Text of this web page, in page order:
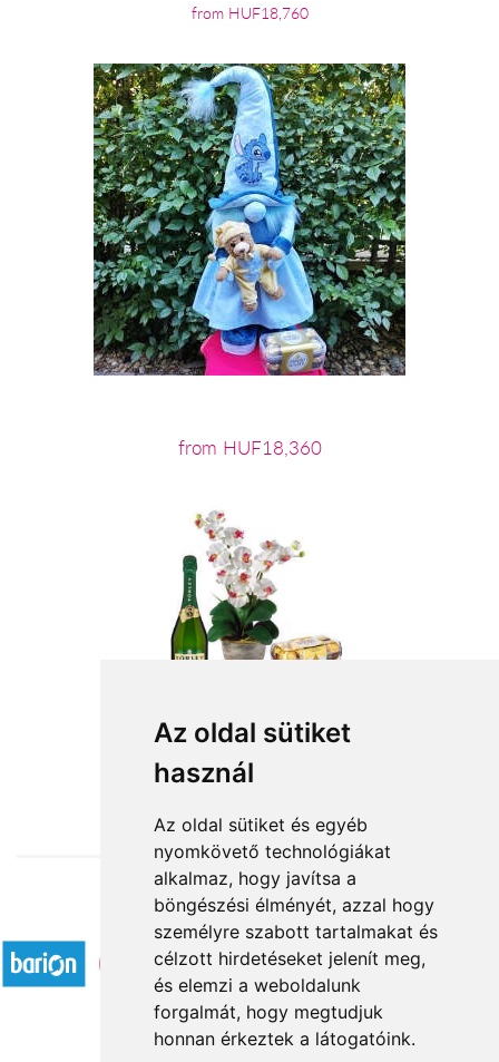
Az oldal sütiket
használ
Az oldal sütiket és egyéb
nyomkövető technológiákat
alkalmaz, hogy javítsa a
böngészési élményét, azzal hogy
személyre szabott tartalmakat és
célzott hirdetéseket jelenít meg,
és elemzi a weboldalunk
forgalmát, hogy megtudjuk
honnan érkeztek a látogatóink.
from HUF18,760
from HUF18,360
from HUF27,800
Accepted payment methods